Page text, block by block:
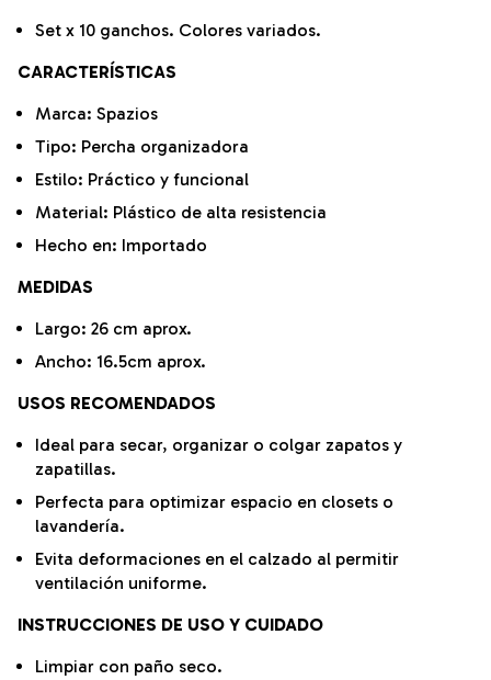
Set x 10 ganchos. Colores variados.
CARACTERÍSTICAS
Marca: Spazios
Tipo: Percha organizadora
Estilo: Práctico y funcional
Material: Plástico de alta resistencia
Hecho en: Importado
MEDIDAS
Largo: 26 cm aprox.
Ancho: 16.5cm aprox.
USOS RECOMENDADOS
Ideal para secar, organizar o colgar zapatos y
zapatillas.
Perfecta para optimizar espacio en closets o
lavandería.
Evita deformaciones en el calzado al permitir
ventilación uniforme.
INSTRUCCIONES DE USO Y CUIDADO
Limpiar con paño seco.